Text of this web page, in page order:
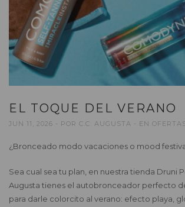
EL TOQUE DEL VERANO
JUN 11, 2026 POR C.C. AUGUSTA EN
¿Bronceado modo vacaciones o mood
Sea cual sea tu plan, en nuestra tienda Druni
Augusta tienes el autobronceador perfecto
para darle colorcito al verano: efecto playa,